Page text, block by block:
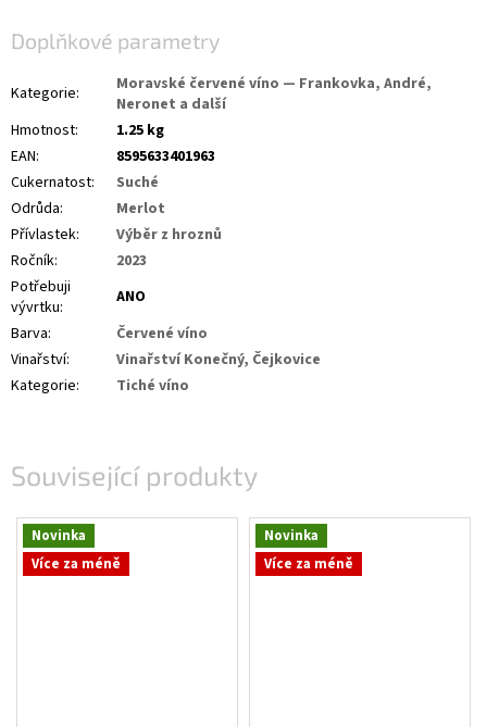
Související produkty
Novinka
Více za méně
Novinka
Více za méně
Doplňkové parametry
Kategorie:
Moravské červené víno — Frankovka, André,
Neronet a další
Hmotnost:
1.25 kg
EAN:
8595633401963
Cukernatost:
Suché
Odrůda:
Merlot
Přívlastek:
Výběr z hroznů
Ročník:
2023
Potřebuji
vývrtku:
ANO
Barva:
Červené víno
Vinařství:
Vinařství Konečný, Čejkovice
Kategorie: Tiché víno